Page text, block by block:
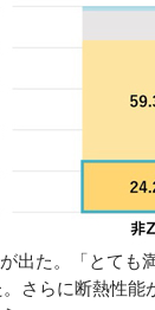
出た。「とても
さらに断熱性